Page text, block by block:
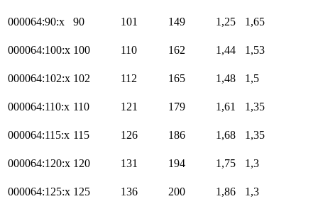
000064:90:x 90 101 149 1,25 1,65
000064:100:x 100 110 162 1,44 1,53
000064:102:x 102 112 165 1,48 1,5
000064:110:x 110 121 179 1,61 1,35
000064:115:x 115 126 186 1,68 1,35
000064:120:x 120 131 194 1,75 1,3
000064:125:x 125 136 200 1,86 1,3